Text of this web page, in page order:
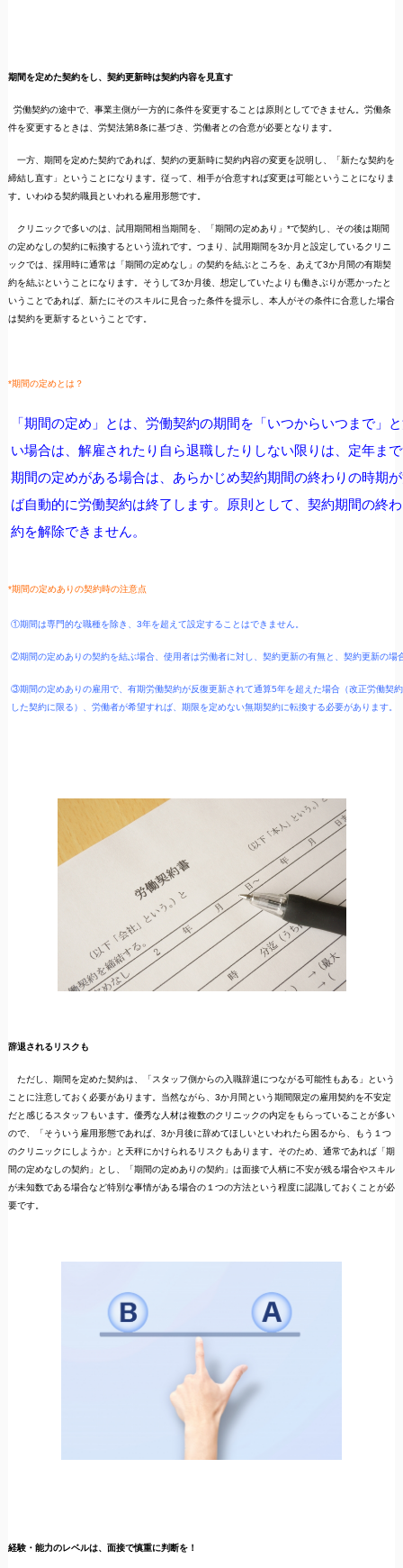
期間を定めた契約をし、契約更新時は契約内容を見直す
労働契約の途中で、事業主側が一方的に条件を変更することは原則としてできません。労働条
件を変更するときは、労契法第8条に基づき、労働者との合意が必要となります。
一方、期間を定めた契約であれば、契約の更新時に契約内容の変更を説明し、「新たな契約を
締結し直す」ということになります。従って、相手が合意すれば変更は可能ということになりま
す。いわゆる契約職員といわれる雇用形態です。
クリニックで多いのは、試用期間相当期間を、「期間の定めあり」*で契約し、その後は期間
の定めなしの契約に転換するという流れです。つまり、試用期間を3か月と設定しているクリニ
ックでは、採用時に通常は「期間の定めなし」の契約を結ぶところを、あえて3か月間の有期契
約を結ぶということになります。そうして3か月後、想定していたよりも働きぶりが悪かったと
いうことであれば、新たにそのスキルに見合った条件を提示し、本人がその条件に合意した場合
は契約を更新するということです。
*期間の定めとは？
「期間の定め」とは、労働契約の期間を「いつからいつまで」
い場合は、解雇されたり自ら退職したりしない限りは、定年ま
期間の定めがある場合は、あらかじめ契約期間の終わりの時期
ば自動的に労働契約は終了します。原則として、契約期間の終
約を解除できません。
*期間の定めありの契約時の注意点
①期間は専門的な職種を除き、3年を超えて設定することはできません。
②期間の定めありの契約を結ぶ場合、使用者は労働者に対し、契約更新の有無と、契約更新の場
③期間の定めありの雇用で、有期労働契約が反復更新されて通算5年を超えた場合（改正労働契
した契約に限る）、労働者が希望すれば、期限を定めない無期契約に転換する必要があります。
辞退されるリスクも
ただし、期間を定めた契約は、「スタッフ側からの入職辞退につながる可能性もある」という
ことに注意しておく必要があります。当然ながら、3か月間という期間限定の雇用契約を不安定
だと感じるスタッフもいます。優秀な人材は複数のクリニックの内定をもらっていることが多い
ので、「そういう雇用形態であれば、3か月後に辞めてほしいといわれたら困るから、もう１つ
のクリニックにしようか」と天秤にかけられるリスクもあります。そのため、通常であれば「期
間の定めなしの契約」とし、「期間の定めありの契約」は面接で人柄に不安が残る場合やスキル
が未知数である場合など特別な事情がある場合の１つの方法という程度に認識しておくことが必
要です。
経験・能力のレベルは、面接で慎重に判断を！